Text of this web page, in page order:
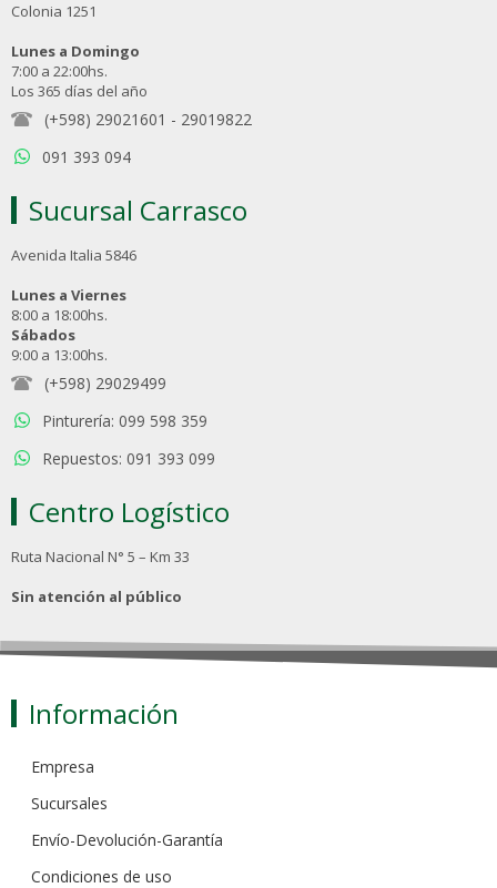
Colonia 1251
Lunes a Domingo
7:00 a 22:00hs.
Los 365 días del año
(+598) 29021601 - 29019822
091 393 094
Sucursal Carrasco
Avenida Italia 5846
Lunes a Viernes
8:00 a 18:00hs.
Sábados
9:00 a 13:00hs.
(+598) 29029499
Pinturería: 099 598 359
Repuestos: 091 393 099
Centro Logístico
Ruta Nacional N° 5 – Km 33
Sin atención al público
Información
Empresa
Sucursales
Envío-Devolución-Garantía
Condiciones de uso